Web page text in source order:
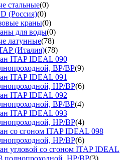
стальные(0)
(Россия)(0)
краны(0)
для воды(0)
латунные(78)
(Италия)(78)
ITAP IDEAL 090
ВР/ВР(9)
ITAP IDEAL 091
НР/ВР(6)
ITAP IDEAL 092
ВР/ВР(4)
ITAP IDEAL 093
НР/ВР(4)
со сгоном ITAP IDEAL 098
НР/ВР(6)
угловой со сгоном ITAP IDEAL
полнопроходной, НР/ВР(3)